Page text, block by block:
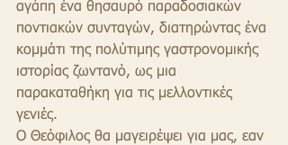
αγάπη ένα θησαυρό παραδοσιακών
ποντιακών συνταγών, διατηρώντας ένα
κομμάτι της πολύτιμης γαστρονομικής
ιστορίας ζωντανό, ως μια
παρακαταθήκη για τις μελλοντικές
γενιές.
Ο Θεόφιλος θα μαγειρέψει για μας, εαν